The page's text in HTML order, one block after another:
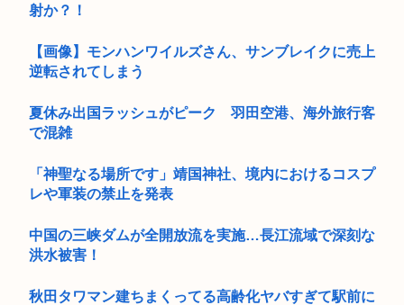
射か？！
【画像】モンハンワイルズさん、サンブレイクに売上
逆転されてしまう
夏休み出国ラッシュがピーク 羽田空港、海外旅行客
で混雑
「神聖なる場所です」靖国神社、境内におけるコスプ
レや軍装の禁止を発表
中国の三峡ダムが全開放流を実施…長江流域で深刻な
洪水被害！
秋田タワマン建ちまくってる高齢化ヤバすぎて駅前に